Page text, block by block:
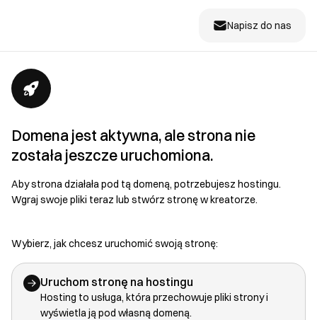
Napisz do nas
Domena jest aktywna, ale strona nie
została jeszcze uruchomiona.
Aby strona działała pod tą domeną, potrzebujesz hostingu.
Wgraj swoje pliki teraz lub stwórz stronę w kreatorze.
Wybierz, jak chcesz uruchomić swoją stronę:
Uruchom stronę na hostingu
Hosting to usługa, która przechowuje pliki strony i
wyświetla ją pod własną domeną.